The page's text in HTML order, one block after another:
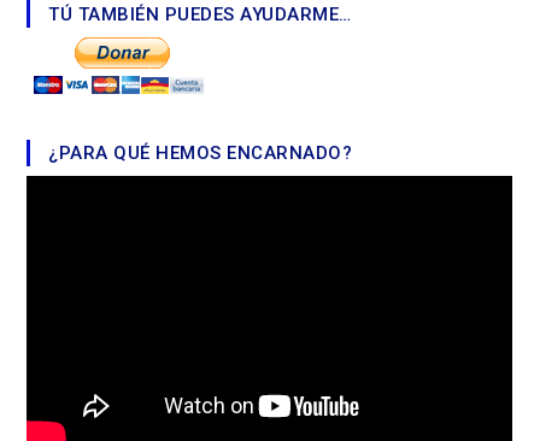
TÚ TAMBIÉN PUEDES AYUDARME…
¿PARA QUÉ HEMOS ENCARNADO?